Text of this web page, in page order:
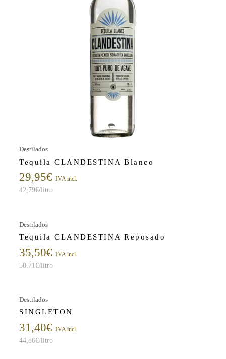
Destilados
Tequila CLANDESTINA Blanco
29,95€ IVA incl.
42,79€/litro
Destilados
Tequila CLANDESTINA Reposado
35,50€ IVA incl.
50,71€/litro
Destilados
SINGLETON
31,40€ IVA incl.
44,86€/litro